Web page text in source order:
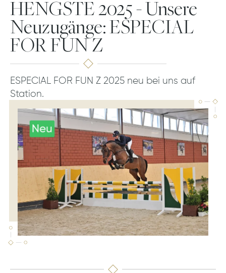
HENGSTE 2025 - Unsere
Neuzugänge: ESPECIAL
FOR FUN Z
ESPECIAL FOR FUN Z 2025 neu bei uns auf
Station.